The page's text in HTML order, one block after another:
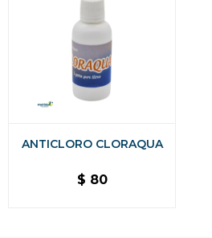
ANTICLORO CLORAQUA
$ 80